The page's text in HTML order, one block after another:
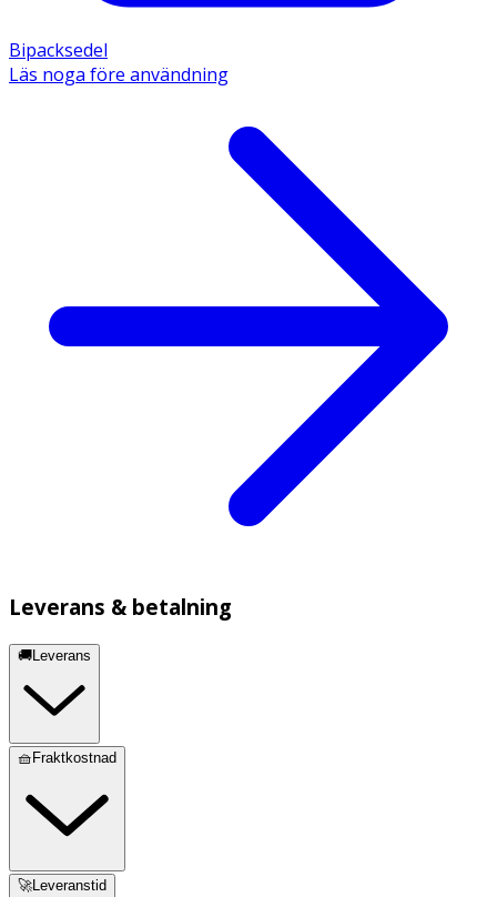
Bipacksedel
Läs noga före användning
Leverans & betalning
🚚Leverans
🧺Fraktkostnad
🚀Leveranstid